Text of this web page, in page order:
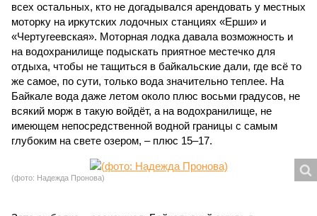
всех остальных, кто не догадывался арендовать у местных
моторку на иркутских лодочных станциях «Ерши» и
«Чертугеевская». Моторная лодка давала возможность и
на водохранилище подыскать приятное местечко для
отдыха, чтобы не тащиться в байкальские дали, где всё то
же самое, по сути, только вода значительно теплее. На
Байкале вода даже летом около плюс восьми градусов, не
всякий морж в такую войдёт, а на водохранилище, не
имеющем непосредственной водной границы с самым
глубоким на свете озером, – плюс 15–17.
(фото: Надежда Пронова)